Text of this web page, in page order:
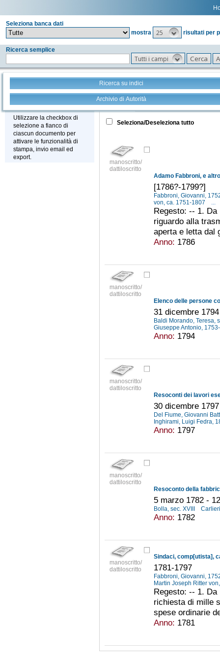
Seleziona banca dati
mostra
25 risultati per
Ricerca semplice
Tutti i campi
Ricerca su indici
Archivio di Autorità
Stampa - Email - Export
Utilizzare la checkbox di
selezione a fianco di
ciascun documento per
attivare le funzionalità di
stampa, invio email ed
export.
Tutto +
Seleziona/Deseleziona tutto
manoscritto/
dattiloscritto
Adamo Fabbroni, e altro
[1786?-1799?]
Fabbroni, Giovanni,
von, ca. 1751-1807
...
Regesto: -- 1.
riguardo alla
aperta e letta dal
Anno: 1786
manoscritto/
dattiloscritto
31 dicembre 1794
Baldi Morando, Teresa,
Giuseppe Antonio,
Anno: 1794
manoscritto/
dattiloscritto
30 dicembre
Del Fiume, Giovanni
Inghirami, Luigi Fedra,
Anno: 1797
manoscritto/
dattiloscritto
5 marzo 1782 -
Bolla, sec. XVIII
Anno: 1782
manoscritto/
dattiloscritto
Sindaci, comp[utista],
1781-1797
Fabbroni, Giovanni,
Martin Joseph Ritter
Regesto: -- 1.
richiesta di mille
spese ordinarie
Anno: 1781